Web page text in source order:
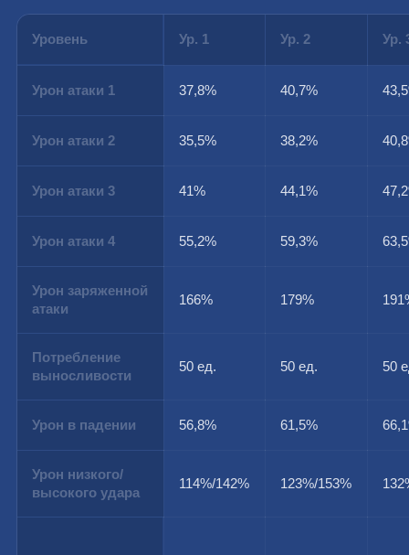
Уровень Ур. 1 Ур. 2 Ур.
Урон атаки 1 37,8% 40,7%
Урон атаки 2 35,5% 38,2%
Урон атаки 3 41% 44,1%
Урон атаки 4 55,2% 59,3%
Урон заряженной
атаки
166% 179%
Потребление
выносливости
50 ед. 50 ед. 50
Урон в падении 56,8% 61,5%
Урон низкого/
высокого удара
114%/142% 123%/153%